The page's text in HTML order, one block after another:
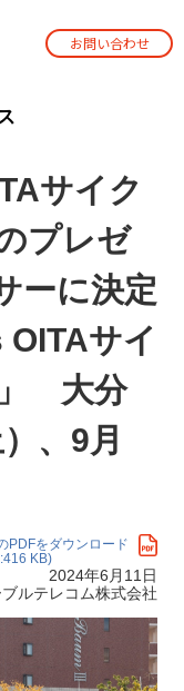
お問い合わせ
サイク
プレゼ
ーに決定
OITAサイ
大分
、9月
PDFをダウンロード
KB)
2024年6月11日
ルテレコム株式会社